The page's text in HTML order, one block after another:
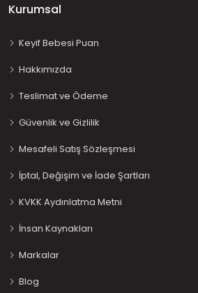
Kurumsal
Keyif Bebesi Puan
Hakkımızda
Teslimat ve Ödeme
Güvenlik ve Gizlilik
Mesafeli Satış Sözleşmesi
İptal, Değişim ve İade Şartları
KVKK Aydınlatma Metni
İnsan Kaynakları
Markalar
Blog